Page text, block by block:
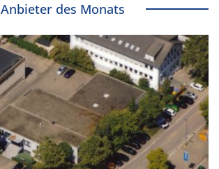
Anbieter des Monats